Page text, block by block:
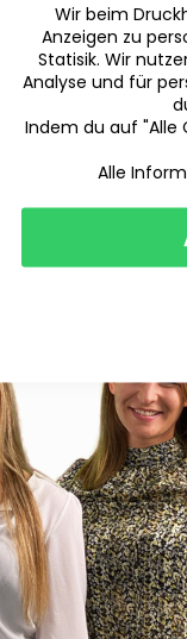
Wir beim
Anzeigen zu
Statisik. Wir
Analyse und für
Indem du auf "Alle
Alle